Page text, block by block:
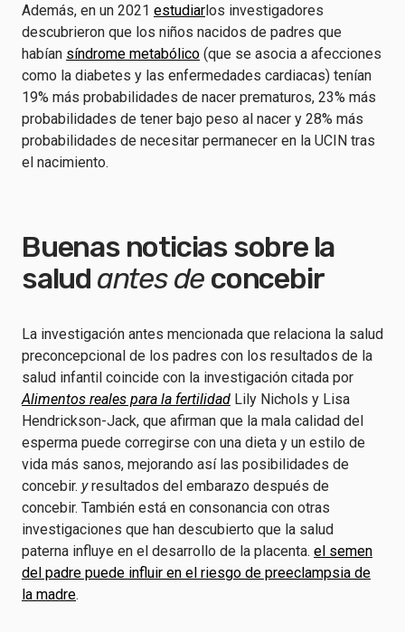
Además, en un 2021 estudiarlos investigadores
descubrieron que los niños nacidos de padres que
habían síndrome metabólico (que se asocia a afecciones
como la diabetes y las enfermedades cardiacas) tenían
19% más probabilidades de nacer prematuros, 23% más
probabilidades de tener bajo peso al nacer y 28% más
probabilidades de necesitar permanecer en la UCIN tras
el nacimiento.
Buenas noticias sobre la
salud antes de concebir
La investigación antes mencionada que relaciona la salud
preconcepcional de los padres con los resultados de la
salud infantil coincide con la investigación citada por
Alimentos reales para la fertilidad Lily Nichols y Lisa
Hendrickson-Jack, que afirman que la mala calidad del
esperma puede corregirse con una dieta y un estilo de
vida más sanos, mejorando así las posibilidades de
concebir. yresultados del embarazo después de
concebir. También está en consonancia con otras
investigaciones que han descubierto que la salud
paterna influye en el desarrollo de la placenta. el semen
del padre puede influir en el riesgo de preeclampsia de
la madre.